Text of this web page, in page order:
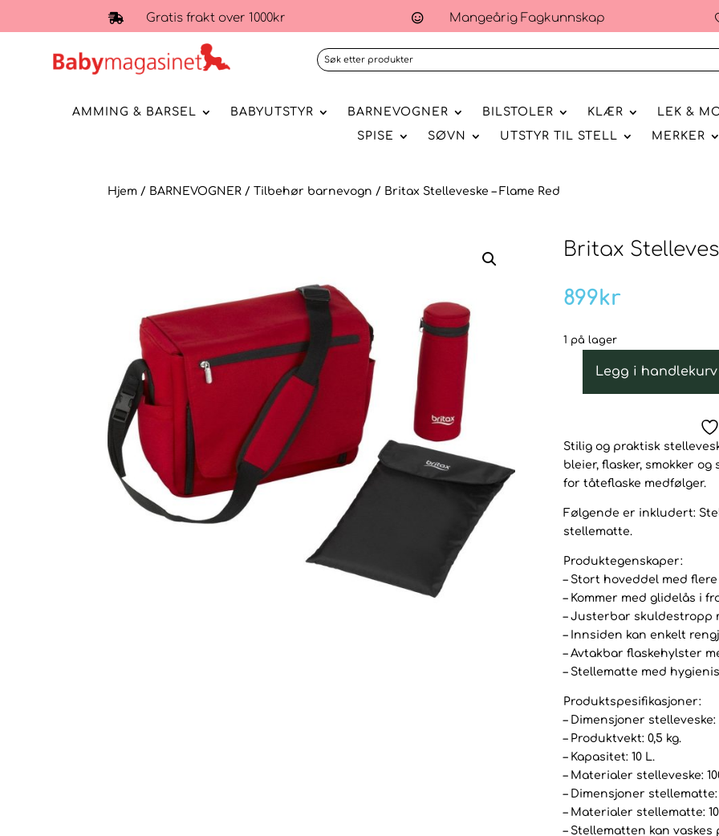
 Gratis frakt over 1000kr  Mangeårig Fagkunnskap
AMMING & BARSEL BABYUTSTYR BARNEVOGNER BILSTOLER KLÆR LEK &
SPISE
SØVN UTSTYR TIL STELL MERKER
Hjem / BARNEVOGNER / Tilbehør barnevogn / Britax Stelleveske – Flame Red
Britax
899kr
1 på lager
Red
antall
Legg i handlekurv
Stilig og praktisk
bleier, flasker, smokker
for tåteflaske medfølger.
Følgende er inkludert:
stellematte.
Produktegenskaper:
– Stort hoveddel med
– Kommer med glidelås i
– Justerbar skuldestropp
– Innsiden kan enkelt
– Avtakbar flaskehylster
– Stellematte med
Produktspesifikasjoner:
– Dimensjoner stelleveske:
– Produktvekt: 0,5 kg.
– Kapasitet: 10 L.
– Materialer stelleveske:
– Dimensjoner stellematte:
– Materialer stellematte:
– Stellematten kan vaskes